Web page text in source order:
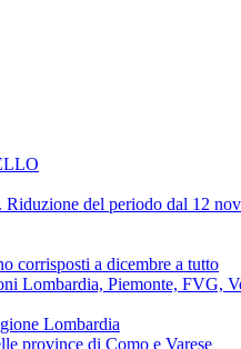
del periodo dal 12
corrisposti a dicembre a tutto
Lombardia, Piemonte, FVG,
Lombardia
province di Como e Varese